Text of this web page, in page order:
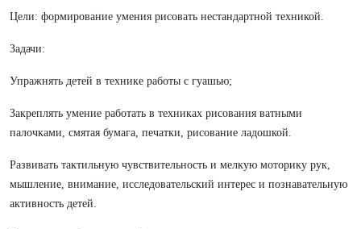
Цели: формирование умения рисовать нестандартной техникой.
Задачи:
Упражнять детей в технике работы с гуашью;
Закреплять умение работать в техниках рисования ватными
палочками, смятая бумага, печатки, рисование ладошкой.
Развивать тактильную чувствительность и мелкую моторику рук,
мышление, внимание, исследовательский интерес и познавательную
активность детей.